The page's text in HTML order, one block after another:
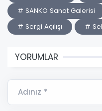
# SANKO Sanat Galerisi
# Sergi Açılışı
#
YORUMLAR
Adınız *